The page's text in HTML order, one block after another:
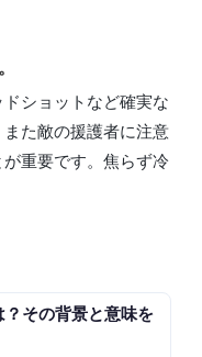
ショットなど確実な
た敵の援護者に注意
重要です。焦らず冷
？その背景と意味を